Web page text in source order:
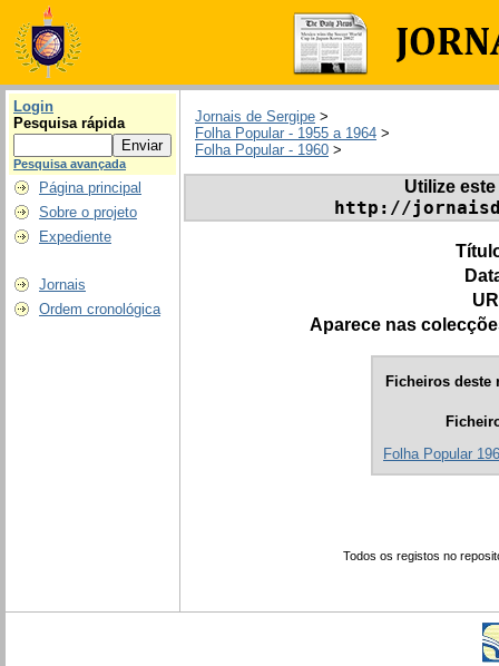
Login
Pesquisa rápida
Pesquisa avançada
Página principal
Sobre o projeto
Expediente
Jornais
Ordem cronológica
Jornais de Sergipe >
Folha Popular - 1955 a 1964 >
Folha Popular - 1960 >
Utilize
http://
Aparece nas
Ficheiros deste
Folha Popular
Todos os registos no